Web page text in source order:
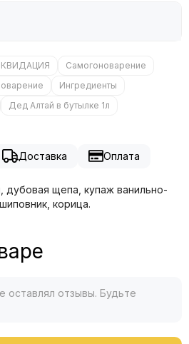
Самогоноварение
Ингредиенты
Дед Алтай в бутылке 1л
Доставка Оплата
дубовая щепа, купаж ванильно-
корица.
оставлял отзывы. Будьте